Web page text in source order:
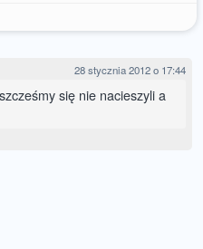
28 stycznia 2012 o 17:44
się nie nacieszyli a